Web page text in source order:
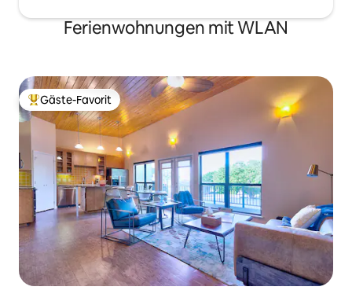
Ferienwohnungen mit WLAN
Beliebter Gäste-Favorit.
Gäste-Favorit